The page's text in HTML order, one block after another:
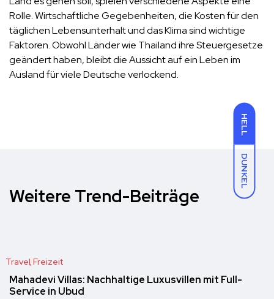
HELL
DUNKEL
Rolle. Wirtschaftliche Gegebenheiten, die Kosten für den
täglichen Lebensunterhalt und das Klima sind wichtige
Faktoren. Obwohl Länder wie Thailand ihre Steuergesetze
geändert haben, bleibt die Aussicht auf ein Leben im
Ausland für viele Deutsche verlockend.
Weitere Trend-Beiträge
Travel Freizeit
Mahadevi Villas: Nachhaltige Luxusvillen mit Full-
Service in Ubud